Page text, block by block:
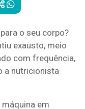
o seu corpo?
exausto, meio
com frequência,
a nutricionista
máquina em